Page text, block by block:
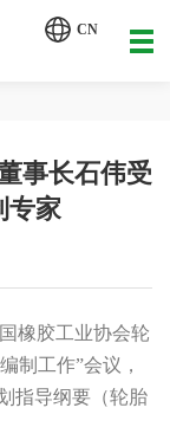
CN
事长石伟受
专家
橡胶工业协会轮
制工作”会议，
指导纲要（轮胎
】